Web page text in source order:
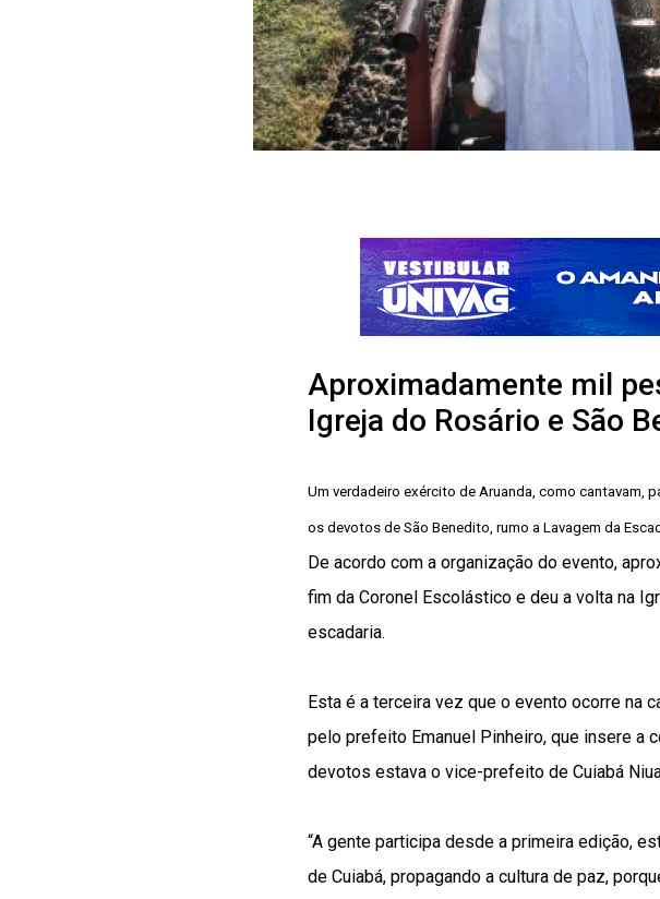
Aproximadamente mil
Igreja do Rosário e São
Um verdadeiro exército de Aruanda, como cantavam,
os devotos de São Benedito, rumo a Lavagem da
De acordo com a organização do evento,
fim da Coronel Escolástico e deu a volta na
escadaria.
Esta é a terceira vez que o evento ocorre na
pelo prefeito Emanuel Pinheiro, que insere a
devotos estava o vice-prefeito de Cuiabá
“A gente participa desde a primeira edição,
de Cuiabá, propagando a cultura de paz,